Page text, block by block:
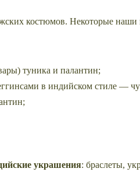
костюмов. Некоторые
туника и палантин;
в индийском стиле —
украшения: браслеты,